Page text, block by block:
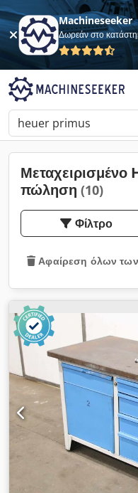
Machineseeker
Δωρεάν στο
πώληση (10)
Φίλτρο
Αφαίρεση όλων